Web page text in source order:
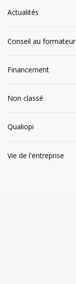
Actualités
Conseil au formateur
Financement
Non classé
Qualiopi
Vie de l'entreprise